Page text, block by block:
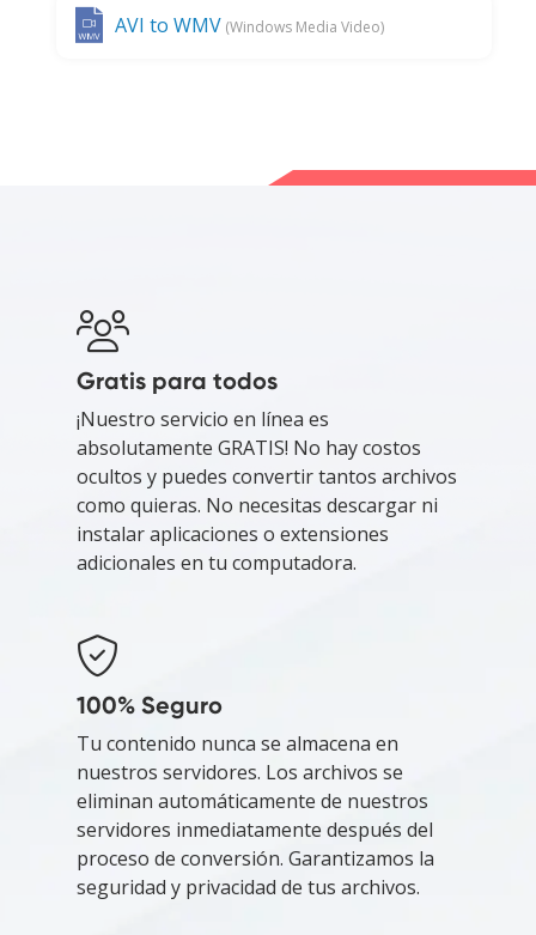
AVI to WMV (Windows Media Video)
Gratis para todos
¡Nuestro servicio en línea es
absolutamente GRATIS! No hay costos
ocultos y puedes convertir tantos archivos
como quieras. No necesitas descargar ni
instalar aplicaciones o extensiones
adicionales en tu computadora.
100% Seguro
Tu contenido nunca se almacena en
nuestros servidores. Los archivos se
eliminan automáticamente de nuestros
servidores inmediatamente después del
proceso de conversión. Garantizamos la
seguridad y privacidad de tus archivos.